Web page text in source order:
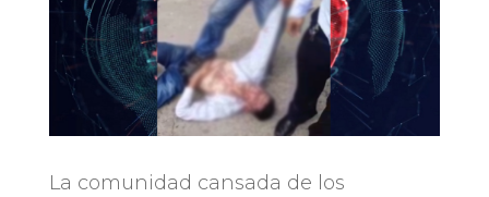
La comunidad cansada de los